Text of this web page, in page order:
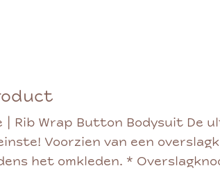
| Rib Wrap Button Bodysuit De
Voorzien van een
het omkleden. *